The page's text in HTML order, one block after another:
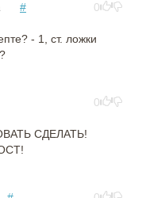
# 0
- 1, ст. ложки
0
СДЕЛАТЬ!